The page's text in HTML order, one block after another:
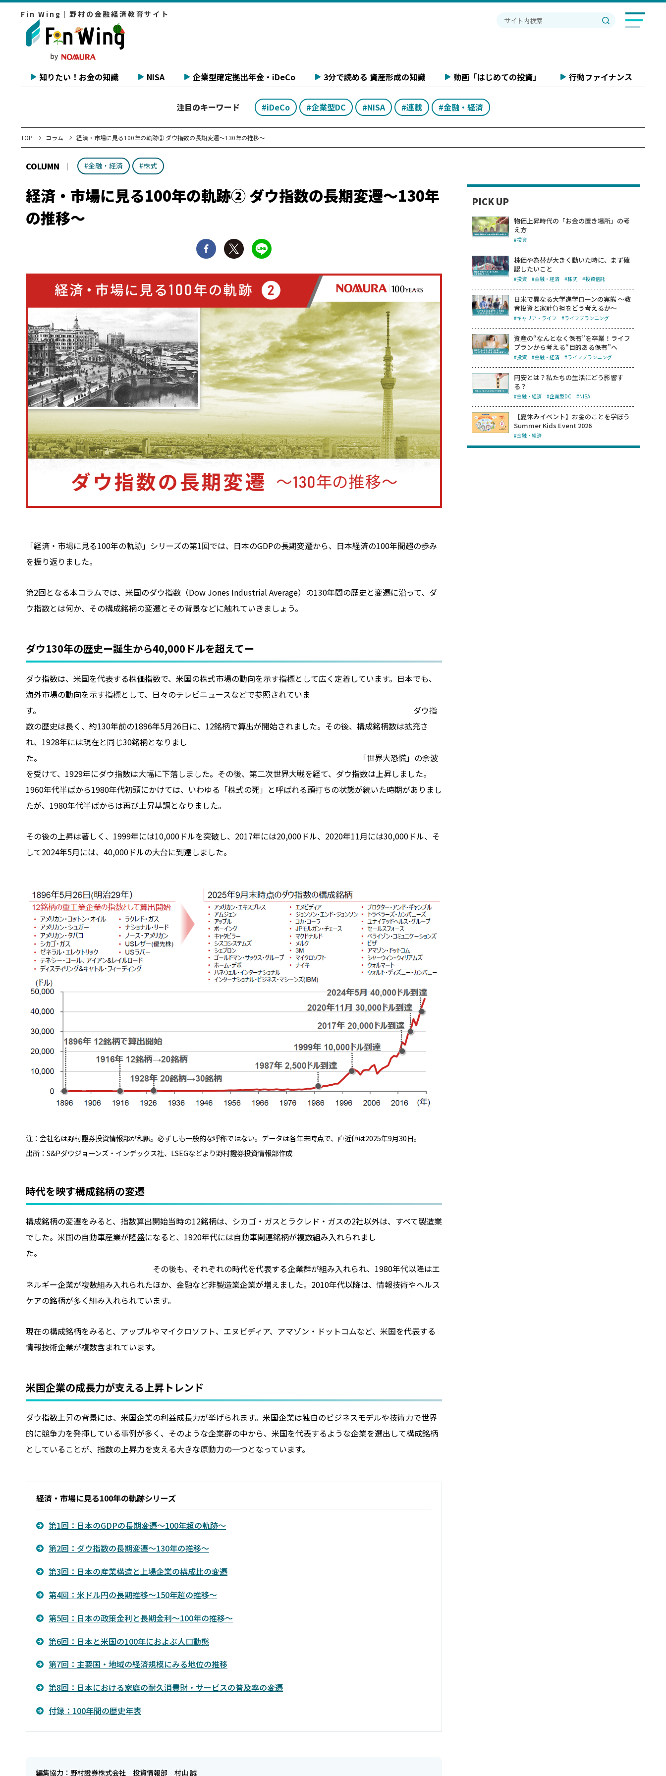
Fin Wing｜野村の金融経済教育サイト
知りたい！お金の知識 NISA 企業型確定拠出年金・iDeCo 3分で読める 資産形成の知識 動画「はじめての投資」 行動ファイナンス
注目のキーワード #iDeCo #企業型DC #NISA #連載 #金融・経済
TOP コラム 経済・市場に見る100年の軌跡② ダウ指数の長期変遷～130年の推移～
COLUMN #金融・経済 #株式
経済・市場に見る100年の軌跡② ダウ指数の長期変遷～130年
の推移～
「経済・市場に見る100年の軌跡」シリーズの第1回では、日本のGDPの長期変遷から、日本経済の100年間超の歩み
を振り返りました。
第2回となる本コラムでは、米国のダウ指数（Dow Jones Industrial Average）の130年間の歴史と変遷に沿って、ダ
ウ指数とは何か、その構成銘柄の変遷とその背景などに触れていきましょう。
ダウ130年の歴史ー誕生から40,000ドルを超えてー
ダウ指数は、米国を代表する株価指数で、米国の株式市場の動向を示す指標として広く定着しています。日本でも、
海外市場の動向を示す指標として、日々のテレビニュースなどで参照されていま
す。 ダウ指
数の歴史は長く、約130年前の1896年5月26日に、12銘柄で算出が開始されました。その後、構成銘柄数は拡充さ
れ、1928年には現在と同じ30銘柄となりまし
た。 「世界大恐慌」の余波
を受けて、1929年にダウ指数は大幅に下落しました。その後、第二次世界大戦を経て、ダウ指数は上昇しました。
1960年代半ばから1980年代初頭にかけては、いわゆる「株式の死」と呼ばれる頭打ちの状態が続いた時期がありまし
たが、1980年代半ばからは再び上昇基調となりました。
その後の上昇は著しく、1999年には10,000ドルを突破し、2017年には20,000ドル、2020年11月には30,000ドル、そ
して2024年5月には、40,000ドルの大台に到達しました。
注：会社名は野村證券投資情報部が和訳。必ずしも一般的な呼称ではない。データは各年末時点で、直近値は2025年9月30日。
出所：S&Pダウジョーンズ・インデックス社、LSEGなどより野村證券投資情報部作成
時代を映す構成銘柄の変遷
構成銘柄の変遷をみると、指数算出開始当時の12銘柄は、シカゴ・ガスとラクレド・ガスの2社以外は、すべて製造業
でした。米国の自動車産業が隆盛になると、1920年代には自動車関連銘柄が複数組み入れられまし
た。
その後も、それぞれの時代を代表する企業群が組み入れられ、1980年代以降はエ
ネルギー企業が複数組み入れられたほか、金融など非製造業企業が増えました。2010年代以降は、情報技術やヘルス
ケアの銘柄が多く組み入れられています。
現在の構成銘柄をみると、アップルやマイクロソフト、エヌビディア、アマゾン・ドットコムなど、米国を代表する
情報技術企業が複数含まれています。
米国企業の成長力が支える上昇トレンド
ダウ指数上昇の背景には、米国企業の利益成長力が挙げられます。米国企業は独自のビジネスモデルや技術力で世界
的に競争力を発揮している事例が多く、そのような企業群の中から、米国を代表するような企業を選出して構成銘柄
としていることが、指数の上昇力を支える大きな原動力の一つとなっています。
経済・市場に見る100年の軌跡シリーズ
第1回：日本のGDPの長期変遷～100年超の軌跡～
第2回：ダウ指数の長期変遷～130年の推移～
第3回：日本の産業構造と上場企業の構成比の変遷
第4回：米ドル円の長期推移～150年超の推移～
第5回：日本の政策金利と長期金利～100年の推移～
第6回：日本と米国の100年におよぶ人口動態
第7回：主要国・地域の経済規模にみる地位の推移
第8回：日本における家庭の耐久消費財・サービスの普及率の変遷
付録：100年間の歴史年表
編集協力：野村證券株式会社 投資情報部 村山 誠
PICK UP
物価上昇時代の「お金の置き場所」の考
え方
#投資
株価や為替が大きく動いた時に、まず確
認したいこと
#投資 #金融・経済 #株式 #投資信託
日米で異なる大学進学ローンの実態 ～教
育投資と家計負担をどう考えるか～
#キャリア・ライフ #ライフプランニング
資産の“なんとなく保有”を卒業！ライフ
プランから考える“目的ある保有”へ
#投資 #金融・経済 #ライフプランニング
円安とは？私たちの生活にどう影響す
る？
#金融・経済 #企業型DC #NISA
【夏休みイベント】お金のことを学ぼう
Summer Kids Event 2026
#金融・経済